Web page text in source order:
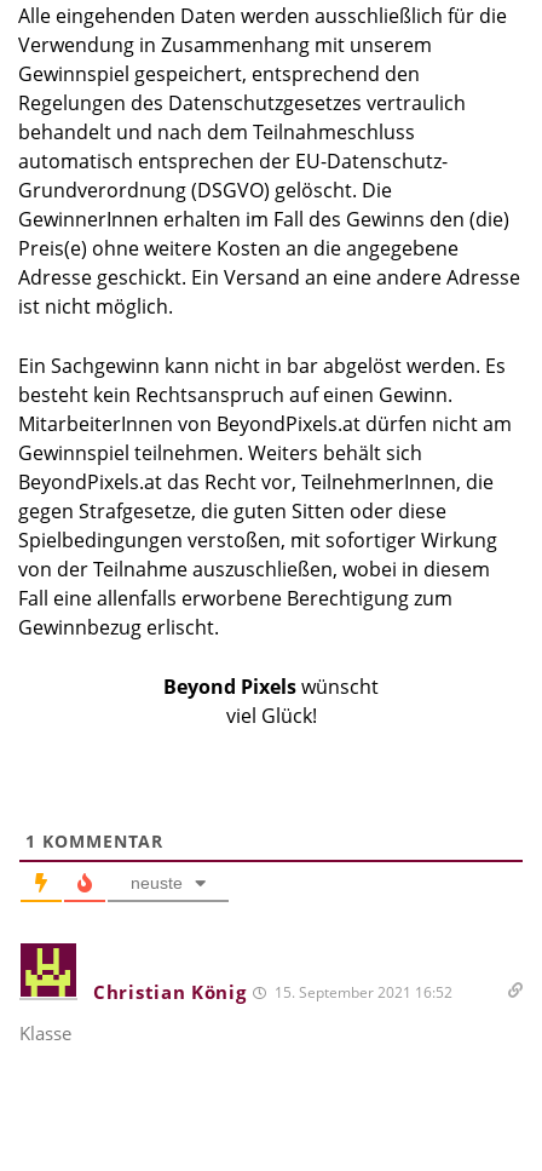
Alle eingehenden Daten werden ausschließlich für die
Verwendung in Zusammenhang mit unserem
Gewinnspiel gespeichert, entsprechend den
Regelungen des Datenschutzgesetzes vertraulich
behandelt und nach dem Teilnahmeschluss
automatisch entsprechen der EU-Datenschutz-
Grundverordnung (DSGVO) gelöscht. Die
GewinnerInnen erhalten im Fall des Gewinns den (die)
Preis(e) ohne weitere Kosten an die angegebene
Adresse geschickt. Ein Versand an eine andere Adresse
ist nicht möglich.
Ein Sachgewinn kann nicht in bar abgelöst werden. Es
besteht kein Rechtsanspruch auf einen Gewinn.
MitarbeiterInnen von BeyondPixels.at dürfen nicht am
Gewinnspiel teilnehmen. Weiters behält sich
BeyondPixels.at das Recht vor, TeilnehmerInnen, die
gegen Strafgesetze, die guten Sitten oder diese
Spielbedingungen verstoßen, mit sofortiger Wirkung
von der Teilnahme auszuschließen, wobei in diesem
Fall eine allenfalls erworbene Berechtigung zum
Gewinnbezug erlischt.
Beyond Pixelswünscht
viel Glück!
1 KOMMENTAR
neuste
Christian König 15. September 2021 16:52
Klasse